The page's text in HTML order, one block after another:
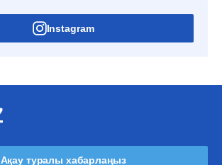
Instagram
Ақау туралы хабарлаңыз